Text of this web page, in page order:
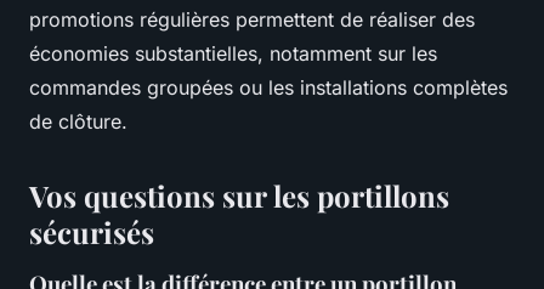
promotions régulières permettent de réaliser des
économies substantielles, notamment sur les
commandes groupées ou les installations complètes
de clôture.
Vos questions sur les portillons
sécurisés